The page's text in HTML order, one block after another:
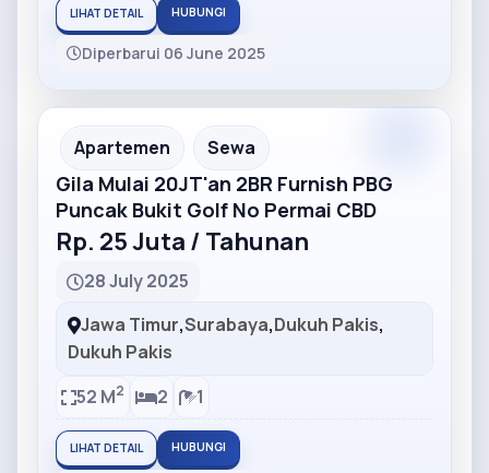
LIHAT DETAIL HUBUNGI
Diperbarui 06 June 2025
Partner Ad
Apartemen Sewa
Gila Mulai 20JT'an 2BR Furnish PBG
Puncak Bukit Golf No Permai CBD
Rp. 25 Juta / Tahunan
28 July 2025
Jawa Timur,Surabaya,Dukuh Pakis,
Dukuh Pakis
52 M2 2 1
LIHAT DETAIL HUBUNGI